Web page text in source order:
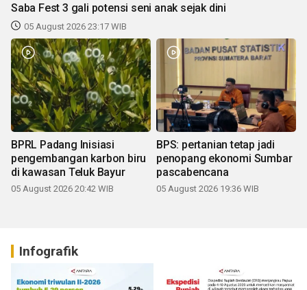
Saba Fest 3 gali potensi seni anak sejak dini
05 August 2026 23:17 WIB
BPRL Padang Inisiasi
pengembangan karbon biru
di kawasan Teluk Bayur
05 August 2026 20:42 WIB
BPS: pertanian tetap jadi
penopang ekonomi Sumbar
pascabencana
05 August 2026 19:36 WIB
Infografik